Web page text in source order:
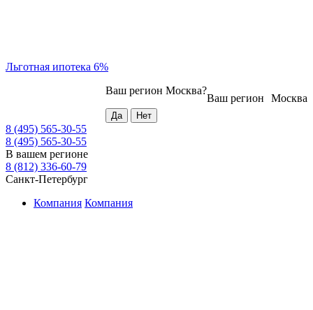
Льготная ипотека 6%
Москва
Ваш регион
Ваш регион Москва?
8 (495) 565-30-55
8 (495) 565-30-55
В вашем регионе
8 (812) 336-60-79
Санкт-Петербург
Компания Компания